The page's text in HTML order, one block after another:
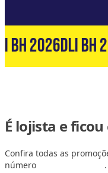
BH 2026DLI BH
É lojista e
Confira todas as
número
.